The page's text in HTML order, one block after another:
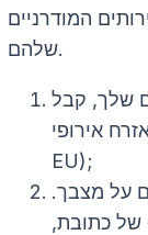
המודרניים
שלהם.
שלך, קבל
(או אזרח
EU);
על מצבך.
של כתובת,